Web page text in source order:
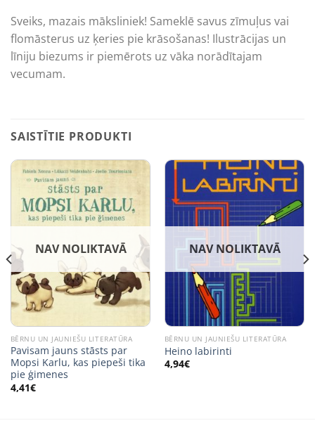
Sveiks, mazais māksliniek! Sameklē savus zīmuļus vai
flomāsterus uz ķeries pie krāsošanas! Ilustrācijas un
līniju biezums ir piemērots uz vāka norādītajam
vecumam.
SAISTĪTIE PRODUKTI
NAV NOLIKTAVĀ
BĒRNU UN JAUNIEŠU LITERATŪRA
Pavisam jauns stāsts par
Mopsi Karlu, kas piepeši tika
pie ģimenes
4,41€
NAV NOLIKTAVĀ
BĒRNU UN JAUNIEŠU LITERATŪRA
Heino labirinti
4,94€